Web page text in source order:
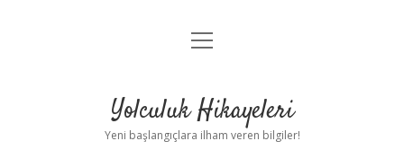
Anasayfa
Yasal Uyarı
menüyü
Yolculuk Hikayeleri
Yeni başlangıçlara ilham veren bilgiler!